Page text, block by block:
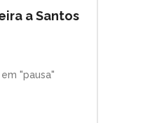
a Santos
"pausa"